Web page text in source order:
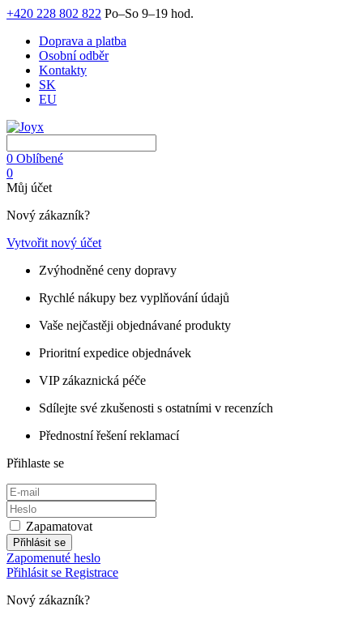
+420 228 802 822 Po–So 9–19 hod.
Doprava a platba
Osobní odběr
Kontakty
SK
EU
0 Oblíbené
0
Můj účet
Nový zákazník?
Vytvořit nový účet
Zvýhodněné ceny dopravy
Rychlé nákupy bez vyplňování údajů
Vaše nejčastěji objednávané produkty
Prioritní expedice objednávek
VIP zákaznická péče
Sdílejte své zkušenosti s ostatními v recenzích
Přednostní řešení reklamací
Přihlaste se
Zapamatovat
Přihlásit se
Zapomenuté heslo
Přihlásit se Registrace
Nový zákazník?